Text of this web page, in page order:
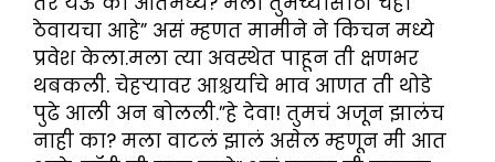
ठेवायचा आहे” असं म्हणत मामीने ने किचन मध्ये
प्रवेश केला.मला त्या अवस्थेत पाहून ती क्षणभर
थबकली. चेहऱ्यावर आश्चर्याचे भाव आणत ती थोडे
पुढे आली अन बोलली.”हे देवा! तुमचं अजून झालंच
नाही का? मला वाटलं झालं असेल म्हणून मी आत